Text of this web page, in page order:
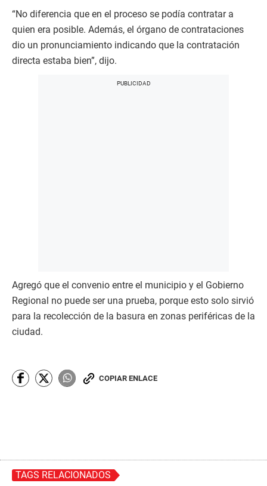
“No diferencia que en el proceso se podía contratar a
quien era posible. Además, el órgano de contrataciones
dio un pronunciamiento indicando que la contratación
directa estaba bien”, dijo.
Agregó que el convenio entre el municipio y el Gobierno
Regional no puede ser una prueba, porque esto solo sirvió
para la recolección de la basura en zonas periféricas de la
ciudad.
COPIAR ENLACE
TAGS RELACIONADOS